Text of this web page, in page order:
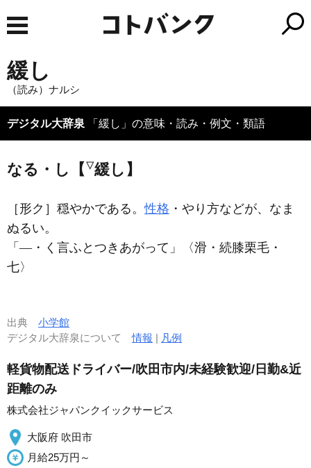
緩し
（読み）ナルシ
デジタル大辞泉 「緩し」の意味・読み・例文・類語
なる・し【 ▽緩し】
［形ク］ 穏やかである。性格 ・やり方などが、なま
ぬるい。
「―・く言ふとつきあがって」〈滑・続膝栗毛・
七〉
出典 小学館
デジタル大辞泉について情報 | 凡例
軽貨物配送ドライバー/吹田市内/未経験歓迎/日勤&近
距離のみ
株式会社ジャパンクイックサービス
大阪府 吹田市
月給25万円～